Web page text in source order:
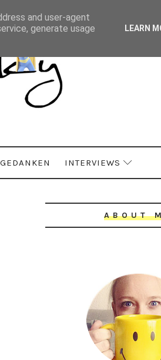
GEDANKEN INTERVIEWS
ABOUT
and user-agent
generate usage
LEARN